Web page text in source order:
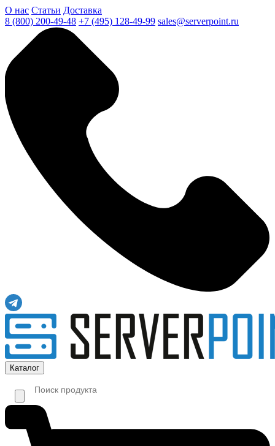
О нас Статьи Доставка
8 (800) 200-49-48 +7 (495) 128-49-99 sales@serverpoint.ru
Каталог